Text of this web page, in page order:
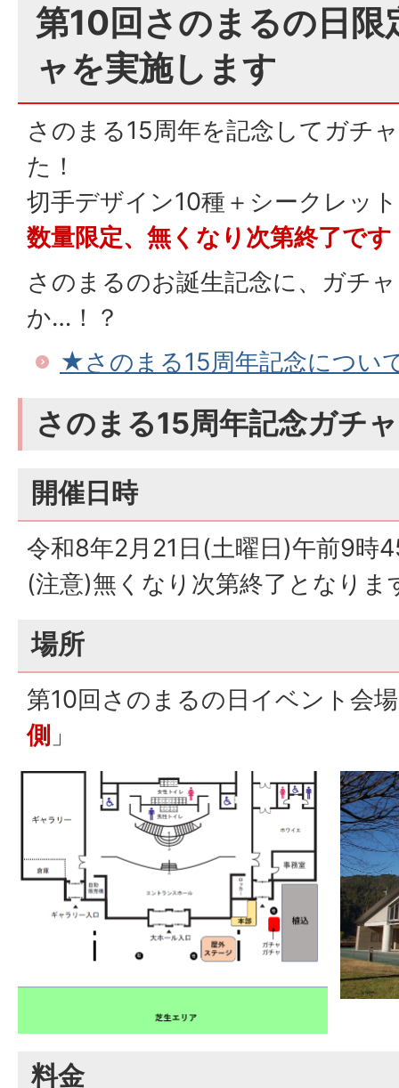
第10回さのまるの日限
ャを実施します
さのまる15周年を記念してガチ
た！
切手デザイン10種＋シークレッ
数量限定、無くなり次第終了です
さのまるのお誕生記念に、ガチ
か…！？
★さのまる15周年記念につい
さのまる15周年記念ガチ
開催日時
令和8年2月21日(土曜日)午前9時
(注意)無くなり次第終了となりま
場所
第10回さのまるの日イベント会
側 」
料金